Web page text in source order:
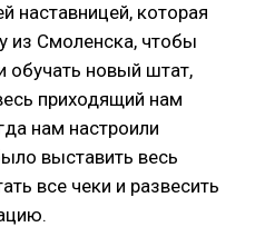
наставницей, которая
из Смоленска, чтобы
обучать новый штат,
приходящий нам
нам настроили
выставить весь
все чеки и развесить